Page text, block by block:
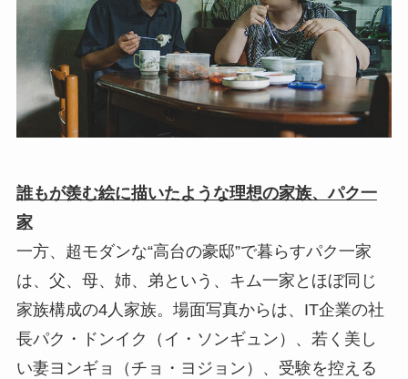
誰もが羨む絵に描いたような理想の家族、パク一
家
一方、超モダンな“高台の豪邸”で暮らすパク一家
は、父、母、姉、弟という、キム一家とほぼ同じ
家族構成の4人家族。場面写真からは、IT企業の社
長パク・ドンイク（イ・ソンギュン）、若く美し
い妻ヨンギョ（チョ・ヨジョン）、受験を控える